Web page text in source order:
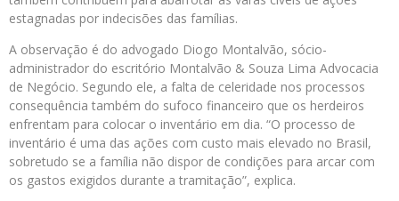
estagnadas por indecisões das famílias.
A observação é do advogado Diogo Montalvão, sócio-
administrador do escritório Montalvão & Souza Lima Advocacia
de Negócio. Segundo ele, a falta de celeridade nos processos
consequência também do sufoco financeiro que os herdeiros
enfrentam para colocar o inventário em dia. “O processo de
inventário é uma das ações com custo mais elevado no Brasil,
sobretudo se a família não dispor de condições para arcar com
os gastos exigidos durante a tramitação”, explica.